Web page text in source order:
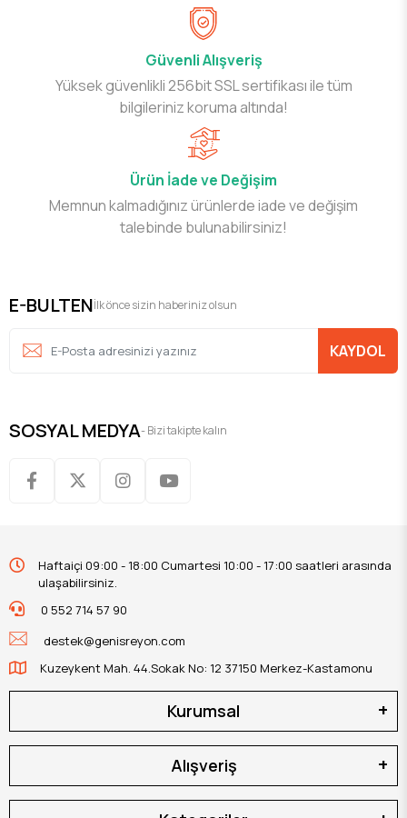
Güvenli Alışveriş
Yüksek güvenlikli 256bit SSL sertifikası ile tüm
bilgileriniz koruma altında!
Ürün İade ve Değişim
Memnun kalmadığınız ürünlerde iade ve değişim
talebinde bulunabilirsiniz!
E-BULTENİlk önce sizin haberiniz olsun
KAYDOL
SOSYAL MEDYA- Bizi takipte kalın
Haftaiçi 09:00 - 18:00 Cumartesi 10:00 - 17:00 saatleri arasında
ulaşabilirsiniz.
0 552 714 57 90
destek@genisreyon.com
Kuzeykent Mah. 44.Sokak No: 12 37150 Merkez-Kastamonu
Kurumsal
Alışveriş